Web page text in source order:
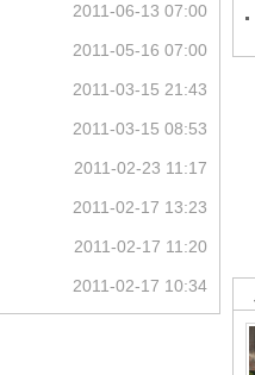
2011-06-13 07:00
2011-05-16 07:00
2011-03-15 21:43
2011-03-15 08:53
2011-02-23 11:17
2011-02-17 13:23
2011-02-17 11:20
2011-02-17 10:34